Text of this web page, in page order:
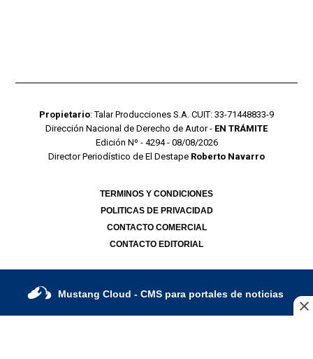
Propietario: Talar Producciones S.A. CUIT: 33-71448833-9
Dirección Nacional de Derecho de Autor - EN TRÁMITE
Edición Nº - 4294 - 08/08/2026
Director Periodístico de El Destape Roberto Navarro
TERMINOS Y CONDICIONES
POLITICAS DE PRIVACIDAD
CONTACTO COMERCIAL
CONTACTO EDITORIAL
Mustang Cloud - CMS para portales de noticias